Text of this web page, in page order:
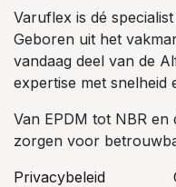
Varuflex is dé
Geboren uit het
vandaag deel van de
expertise met snelheid
Van EPDM tot NBR en
zorgen voor
Privacybeleid